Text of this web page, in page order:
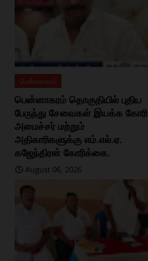
பென்னாகரம்
பென்னாகரம் தொகுதியில் புதிய
பேருந்து சேவைகள் இயக்க கோரி
அமைச்சர் மற்றும்
அதிகாரிகளுக்கு எம்.எல்.ஏ.
கஜேந்திரன் கோரிக்கை.
August 06, 2026